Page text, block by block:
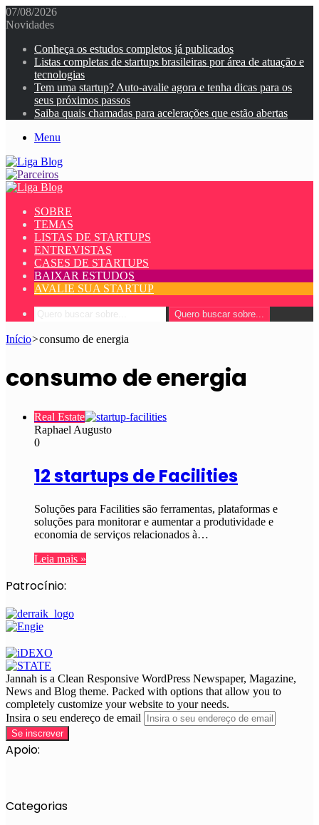
07/08/2026
Novidades
Conheça os estudos completos já publicados
Listas completas de startups brasileiras por área de atuação e
tecnologias
Tem uma startup? Auto-avalie agora e tenha dicas para os
seus próximos passos
Saiba quais chamadas para acelerações que estão abertas
Menu
SOBRE
TEMAS
LISTAS DE STARTUPS
ENTREVISTAS
CASES DE STARTUPS
BAIXAR ESTUDOS
AVALIE SUA STARTUP
Quero buscar sobre...
Início>consumo de energia
consumo de energia
Real Estate
Raphael Augusto
0
12 startups de Facilities
Soluções para Facilities são ferramentas, plataformas e
soluções para monitorar e aumentar a produtividade e
economia de serviços relacionados à…
Leia mais »
Patrocínio:
Jannah is a Clean Responsive WordPress Newspaper, Magazine,
News and Blog theme. Packed with options that allow you to
completely customize your website to your needs.
Insira o seu endereço de email
Apoio:
Categorias